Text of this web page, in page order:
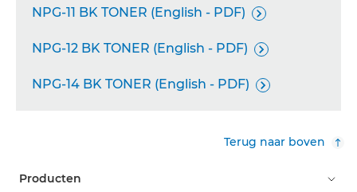
NPG-11 BK TONER (English - PDF) 
NPG-12 BK TONER (English - PDF) 
NPG-14 BK TONER (English - PDF) 
Terug naar boven
Producten